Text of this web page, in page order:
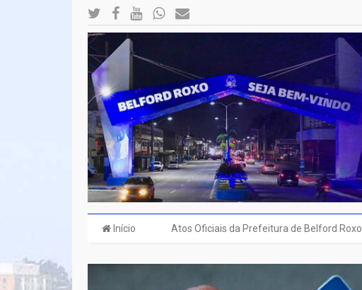
Início Atos Oficiais da Prefeitura de Belford Roxo